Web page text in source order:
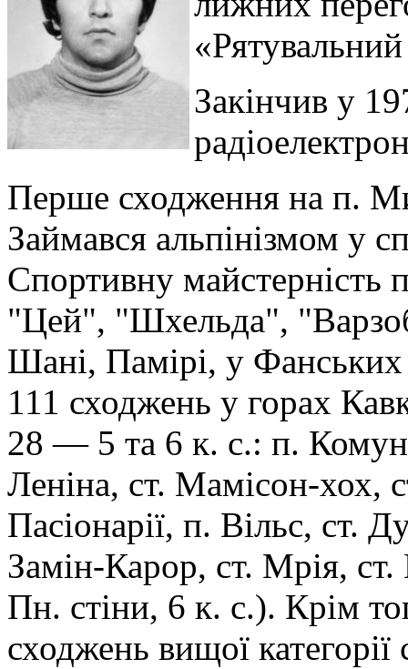
«Рятувальний
Закінчив у
Перше сходження на п.
Займався альпінізмом у
Спортивну майстерність
"Цей", "Шхельда",
Шані, Памірі, у Фанських
111 сходжень у горах
28 — 5 та 6 к. с.: п.
Леніна, ст. Мамісон-хох,
Пасіонарії, п. Вільс, ст.
Замін-Карор, ст. Мрія,
Пн. стіни, 6 к. с.). Крім
сходжень вищої